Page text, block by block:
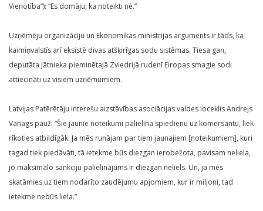
Vienotība”): “Es domāju, ka noteikti nē.”
Uzņēmēju organizāciju un Ekonomikas ministrijas arguments ir tāds, ka
kaimiņvalstīs arī eksistē divas atšķirīgas sodu sistēmas. Tiesa gan,
deputāta Jātnieka pieminētajā Zviedrijā rudenī Eiropas smagie sodi
attiecināti uz visiem uzņēmumiem.
Latvijas Patērētāju interešu aizstāvības asociācijas valdes loceklis Andrejs
Vanags pauž: “Šie jaunie noteikumi palielina spiedienu uz komersantu, liek
rīkoties atbildīgāk. Ja mēs runājam par tiem jaunajiem [noteikumiem], kuri
tagad tiek piedāvāti, tā ietekme būs diezgan ierobežota, pavisam neliela,
jo maksimālo sankciju palielinājums ir diezgan neliels. Un, ja mēs
skatāmies uz tiem nodarīto zaudējumu apjomiem, kur ir miljoni, tad
ietekme nebūs liela.”